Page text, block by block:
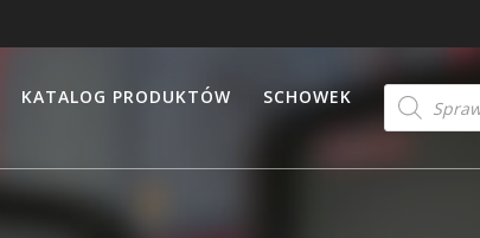
KATALOG PRODUKTÓW SCHOWEK
Products
search